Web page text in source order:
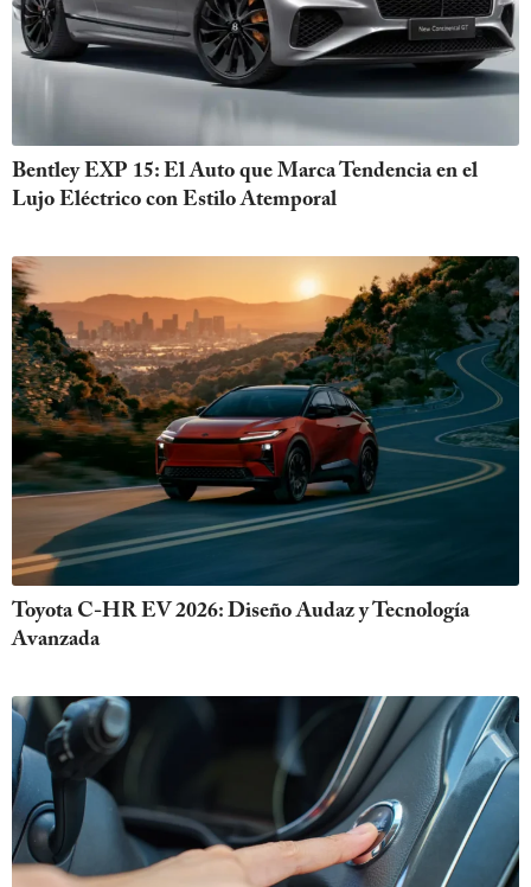
Bentley EXP 15: El Auto que Marca Tendencia en el
Lujo Eléctrico con Estilo Atemporal
Toyota C-HR EV 2026: Diseño Audaz y Tecnología
Avanzada